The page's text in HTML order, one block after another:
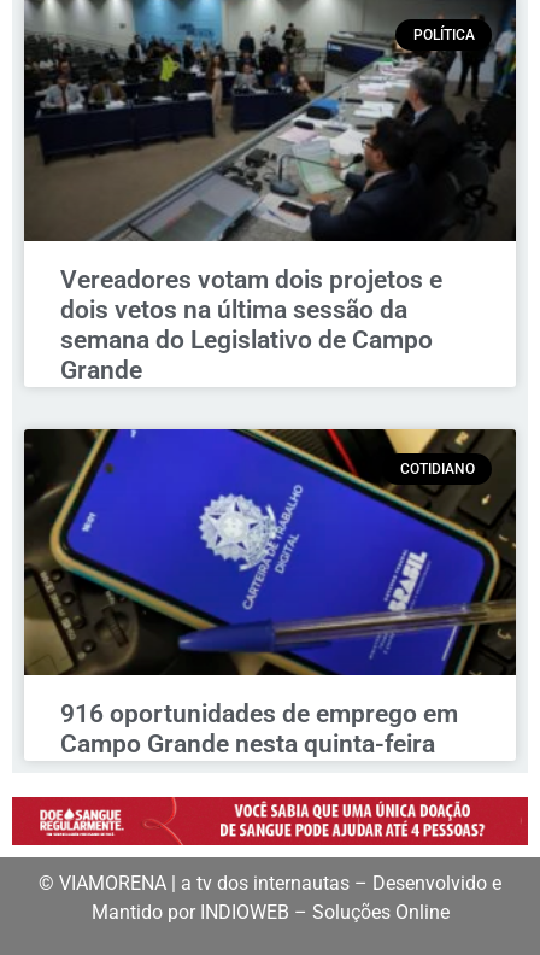
POLÍTICA
Vereadores votam dois projetos e
dois vetos na última sessão da
semana do Legislativo de Campo
Grande
COTIDIANO
916 oportunidades de emprego em
Campo Grande nesta quinta-feira
© VIAMORENA | a tv dos internautas – Desenvolvido e
Mantido por INDIOWEB – Soluções Online